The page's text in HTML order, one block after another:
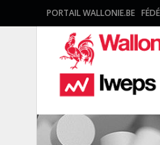
PORTAIL WALLONIE.BE